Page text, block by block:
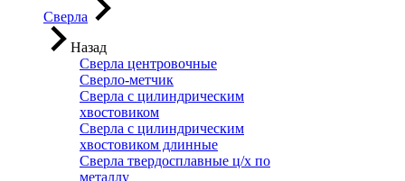
Сверла
Назад
Сверла центровочные
Сверло-метчик
Сверла с цилиндрическим
хвостовиком
Сверла с цилиндрическим
хвостовиком длинные
Сверла твердосплавные ц/х по
металлу